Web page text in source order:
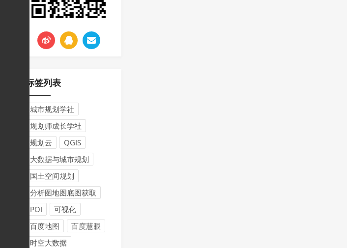
标签列表
城市规划学社
规划师成长学社
规划云
QGIS
大数据与城市规划
国土空间规划
分析图地图底图获取
POI
可视化
百度地图
百度慧眼
时空大数据